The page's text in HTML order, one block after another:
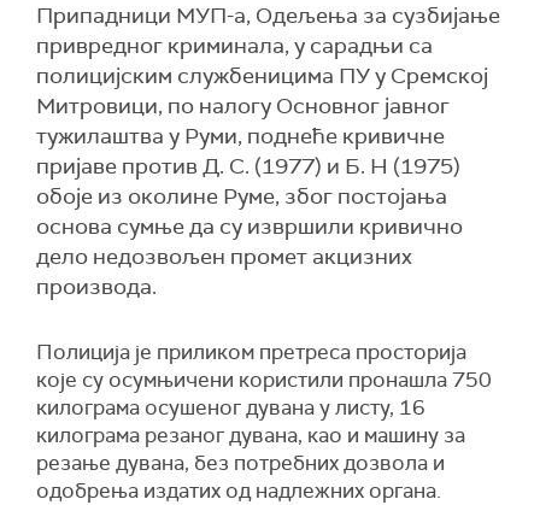
Припадници МУП-а, Одељења за сузбијање
привредног криминала, у сарадњи са
полицијским службеницима ПУ у Сремској
Митровици, по налогу Основног јавног
тужилаштва у Руми, поднеће кривичне
пријаве против Д. С. (1977) и Б. Н (1975)
обоје из околине Руме, због постојања
основа сумње да су извршили кривично
дело недозвољен промет акцизних
производа.
Полиција је приликом претреса просторија
које су осумњичени користили пронашла 750
килограма осушеног дувана у листу, 16
килограма резаног дувана, као и машину за
резање дувана, без потребних дозвола и
одобрења издатих од надлежних органа.